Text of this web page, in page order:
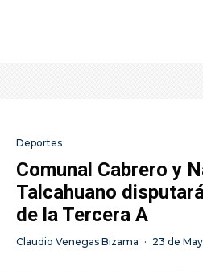
Deportes
Comunal Cabrero y
Talcahuano
de la Tercera A
Claudio Venegas Bizama · 23 de